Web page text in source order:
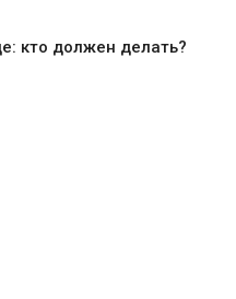
кто должен делать?